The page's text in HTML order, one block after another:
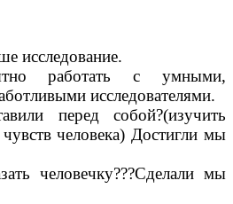
исследование.
работать с умными,
исследователями.
перед собой?(изучить
человека) Достигли мы
человечку???Сделали мы